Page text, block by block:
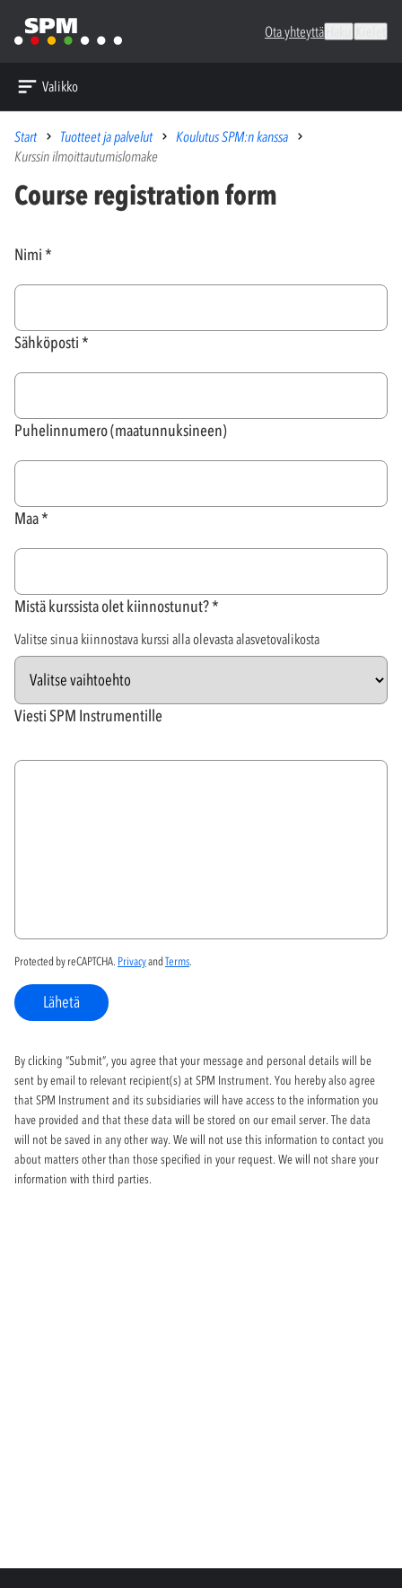
Ota yhteyttä
Valikko
Start Tuotteet ja palvelut
Koulutus SPM:n kanssa
Kurssin ilmoittautumislomake
Course registration form
Nimi
Sähköposti
Puhelinnumero (maatunnuksineen)
Maa
Mistä kurssista olet kiinnostunut?
Valitse sinua kiinnostava kurssi alla olevasta alasvetovalikosta
Viesti SPM Instrumentille
Protected by reCAPTCHA. Privacyand Terms
Lähetä
By clicking “Submit”, you agree that your message and personal details will be
sent by email to relevant recipient(s) at SPM Instrument. You hereby also agree
that SPM Instrument and its subsidiaries will have access to the information you
have provided and that these data will be stored on our email server. The data
will not be saved in any other way. We will not use this information to contact you
about matters other than those specified in your request. We will not share your
information with third parties.